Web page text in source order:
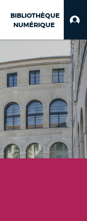
BIBLIOTHÈQUE
NUMÉRIQUE